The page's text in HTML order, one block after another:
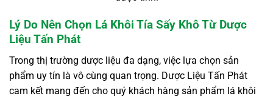
Lý Do Nên Chọn Lá Khôi Tía Sấy Khô Từ Dược
Liệu Tấn Phát
Trong thị trường dược liệu đa dạng, việc lựa chọn sản
phẩm uy tín là vô cùng quan trọng. Dược Liệu Tấn Phát
cam kết mang đến cho quý khách hàng sản phẩm lá khôi